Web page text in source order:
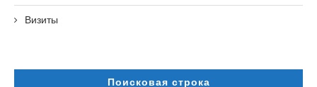
Визиты
Поисковая строка